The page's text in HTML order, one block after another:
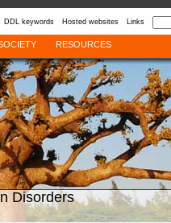
DDL keywords Hosted websites Links
RESOURCES
Disorders